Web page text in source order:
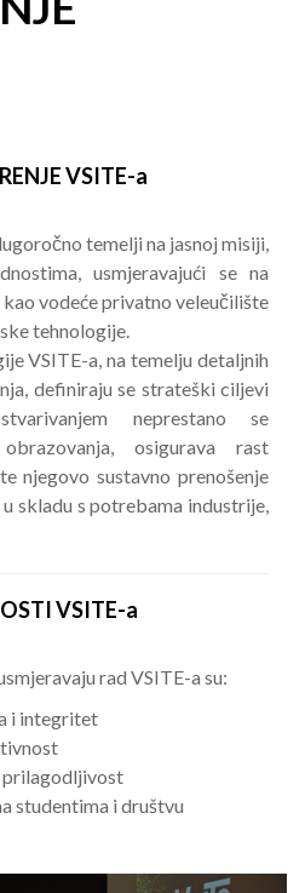
VSITE-a
temelji na jasnoj misiji,
usmjeravajući se na
vodeće privatno veleučilište
tehnologije.
VSITE-a, na temelju detaljnih
definiraju se strateški ciljevi
neprestano se
osigurava rast
njegovo sustavno prenošenje
skladu s potrebama industrije,
VSITE-a
rad VSITE-a su:
i integritet
prilagodljivost
studentima i društvu